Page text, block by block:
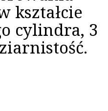
kształcie
cylindra, 3